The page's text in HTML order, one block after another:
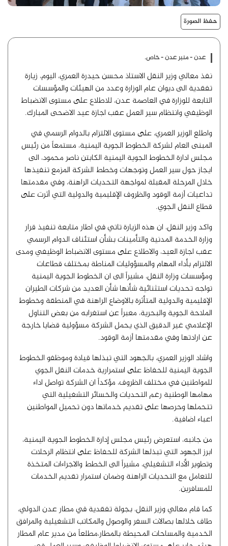
حفظ الصورة
عدن - منبر عدن - خاص.
نفذ معالي وزير النقل الاستاذ محسن حيدرة العمري، اليوم، زيارة
تفقدية الى ديوان عام الوزارة وعدد من الهيئات والمؤسسات
التابعة للوزارة في العاصمة عدن، للاطلاع على مستوى الانضباط
الوظيفي وانتظام سير العمل عقب اجازة عيد الاضحى المبارك.
واطلع الوزير العمري، على مستوى الالتزام بالدوام الرسمي في
المبنى العام لشركة الخطوط الجوية اليمنية، مستمعاً من رئيس
مجلس ادارة الخطوط الجوية اليمنية الكابتن ناصر محمود، الى
ايجاز حول سير العمل وتوجهات وخطط الشركة المزمع تنفيذها
خلال المرحلة المقبلة لمواجهة التحديات الراهنة، وفي مقدمتها
تداعيات أزمة الوقود والظروف الإقليمية والدولية التي أثرت على
قطاع النقل الجوي.
واكد وزير النقل، ان هذه الزيارة تاتي في اطار متابعة تنفيذ قرار
وزارة الخدمة المدنية والتأمينات بشأن استئناف الدوام الرسمي
عقب اجازة العيد، والاطلاع على مستوى الانضباط الوظيفي ومدى
الالتزام بأداء المهام والمسؤوليات المناطة بمختلف قطاعات
ومؤسسات وزارة النقل، مشيراً الى ان الخطوط الجوية اليمنية
تواجه تحديات استثنائية شأنها شأن العديد من شركات الطيران
الإقليمية والدولية المتأثرة بالاوضاع الراهنة في المنطقة وخطوط
الملاحة الجوية والبحرية، معبراً عن استغرابه من بعض التناول
الإعلامي غير الدقيق الذي يحمل الشركة مسؤولية قضايا خارجة
عن ارادتها وفي مقدمتها أزمة الوقود.
واشاد الوزير العمري، بالجهود التي تبذلها قيادة وموظفو الخطوط
الجوية اليمنية للحفاظ على استمرارية خدمات النقل الجوي
للمواطنين في مختلف الظروف، مؤكداً ان الشركة تواصل اداء
مهامها الوطنية رغم التحديات والخسائر التشغيلية التي
تتحملها وحرصها على تقديم خدماتها دون تحميل المواطنين
اعباء اضافية.
من جانبه، استعرض رئيس مجلس إدارة الخطوط الجوية اليمنية،
ابرز الجهود التي تبذلها الشركة للحفاظ على انتظام الرحلات
وتطوير الأداء التشغيلي، مشيراً الى الخطط والاجراءات المتخذة
للتعامل مع التحديات الراهنة وضمان استمرار تقديم الخدمات
للمسافرين.
كما قام معالي وزير النقل، بجولة تفقدية في مطار عدن الدولي،
طاف خلالها بصالات السفر والوصول والمكاتب التشغيلية والمرافق
الخدمية والمساحات المحيطة بالمطار،مطلعاً من مدير عام المطار